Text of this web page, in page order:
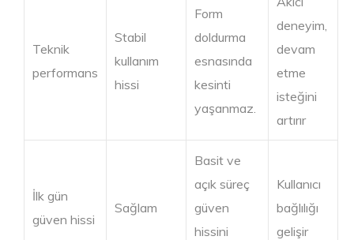
Teknik
performans
Stabil
kullanım
hissi
Form
doldurma
esnasında
kesinti
yaşanmaz.
deneyim,
devam
etme
isteğini
artırır
İlk gün
güven hissi
Sağlam
Basit ve
açık süreç
güven
hissini
Kullanıcı
bağlılığı
gelişir